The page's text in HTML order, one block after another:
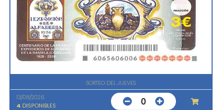
SORTEO DEL JUEVES
13/08/2026
4 DISPONIBLES 0